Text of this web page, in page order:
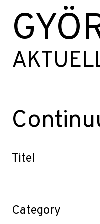
Titel
Category